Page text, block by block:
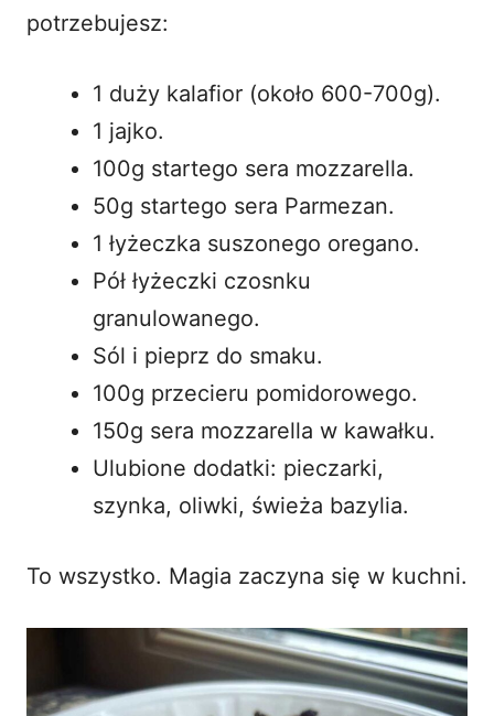
potrzebujesz:
1 duży kalafior (około 600-700g).
1 jajko.
100g startego sera mozzarella.
50g startego sera Parmezan.
1 łyżeczka suszonego oregano.
Pół łyżeczki czosnku
granulowanego.
Sól i pieprz do smaku.
100g przecieru pomidorowego.
150g sera mozzarella w kawałku.
Ulubione dodatki: pieczarki,
szynka, oliwki, świeża bazylia.
To wszystko. Magia zaczyna się w kuchni.